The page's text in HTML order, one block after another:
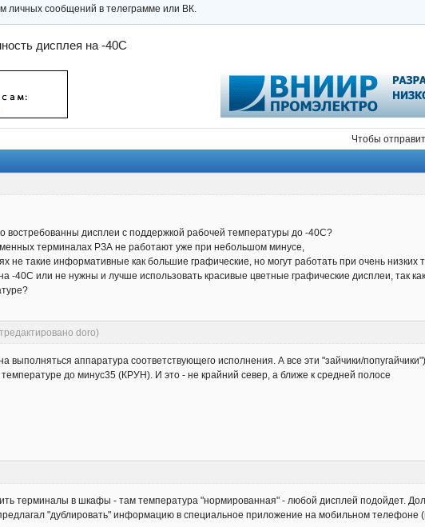
личных сообщений в телеграмме или ВК.
дисплея на -40С
Чтобы
востребованны дисплеи с поддержкой рабочей температуры до -40С?
терминалах РЗА не работают уже при небольшом минусе,
не такие информативные как большие графические, но могут работать при очень низких
-40С или не нужны и лучше использовать красивые цветные графические дисплеи, так
doro)
выполняться аппаратура соответствующего исполнения. А все эти "зайчики/
до минус35 (КРУН). И это - не крайний север, а ближе к средней полосе
терминалы в шкафы - там температура "нормированная" - любой дисплей подойдет.
"дублировать" информацию в специальное приложение на мобильном телефоне